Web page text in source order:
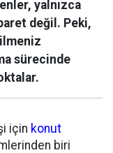
yalnızca
değil. Peki,
sürecinde
için konut
biri